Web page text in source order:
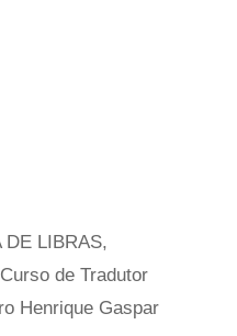
DE LIBRAS,
de Tradutor
Henrique Gaspar